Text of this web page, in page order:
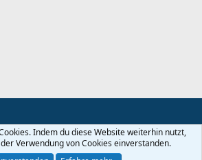
und Regeln
Datenschutz
Indem du diese Website weiterhin nutzt,
Verwendung von Cookies einverstanden.